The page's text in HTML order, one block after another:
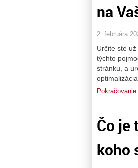
na
2. februára
Určite ste
týchto
stránku, a
Čo je
koho